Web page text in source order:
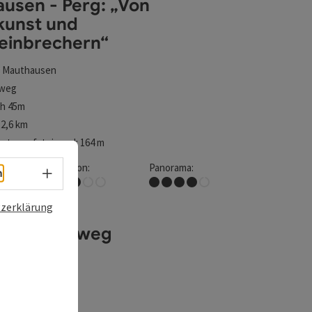
Perg: „Von Granitkunst und Mühlsteinbrechern“
- Perg: „Von
und
Mauthausen
45m
km
aufsteigend: 164 m
Kondition:
Mittel
Panorama:
Tolles Panorama
Sprachwahl - Menü öffnen